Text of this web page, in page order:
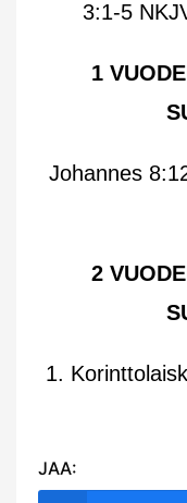
3:1-5
1
Johannes
2
1.
JAA: